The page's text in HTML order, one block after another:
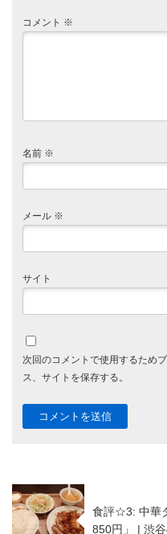
コメント ※
名前 ※
メール ※
サイト
次回のコメントで使用するため
ス、サイトを保存する。
食評☆3: 中華
850円」 | 渋